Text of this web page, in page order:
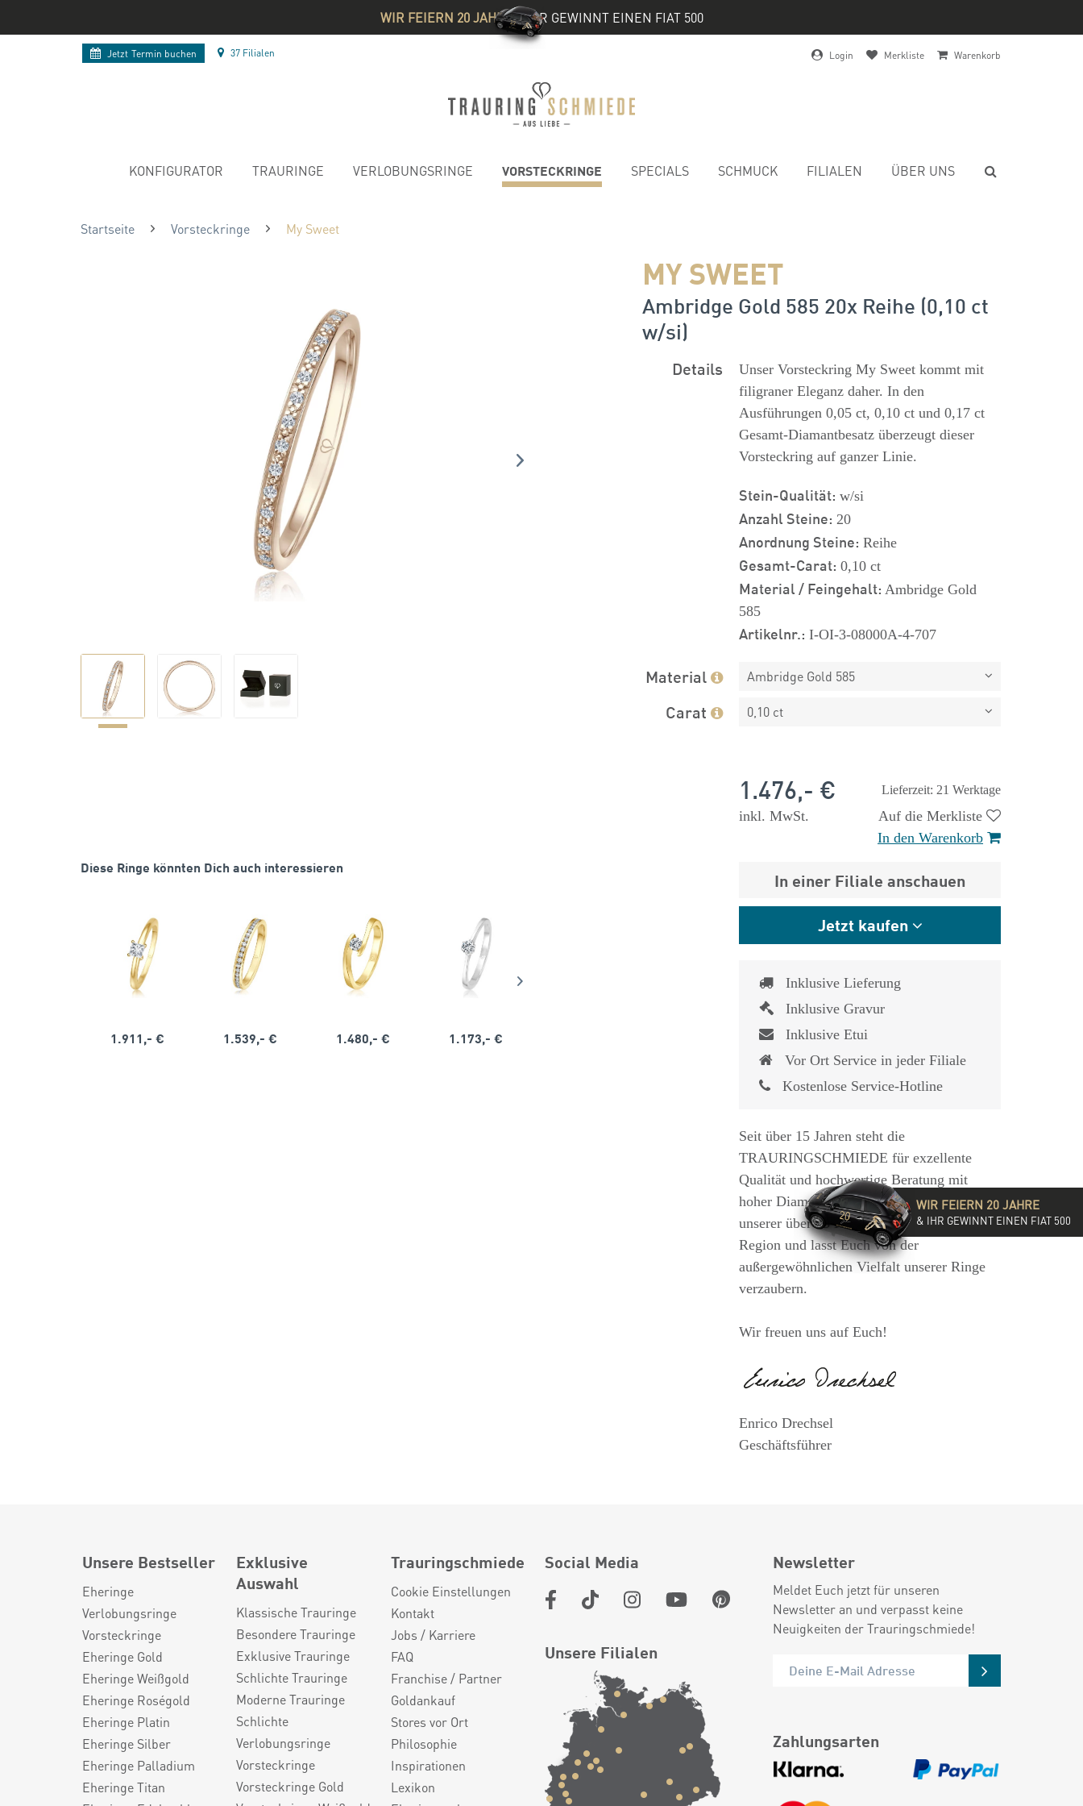
WIR FEIERN 20 JAHRE& IHR GEWINNT EINEN FIAT 500
Jetzt Termin buchen 37 Filialen Login Merkliste Warenkorb
KONFIGURATOR TRAURINGE VERLOBUNGSRINGE VORSTECKRINGE SPECIALS SCHMUCK FILIALEN ÜBER UNS
Startseite Vorsteckringe My Sweet
MY SWEET
Ambridge Gold 585 20x Reihe (0,10 ct
w/si)
Diese Ringe könnten Dich auch interessieren
1.911,- € 1.539,- € 1.480,- € 1.173,- € 1.825,- €
Details
Unser Vorsteckring My Sweet kommt mit
filigraner Eleganz daher. In den
Ausführungen 0,05 ct, 0,10 ct und 0,17 ct
Gesamt-Diamantbesatz überzeugt dieser
Vorsteckring auf ganzer Linie.
Stein-Qualität: w/si
Anzahl Steine: 20
Anordnung Steine: Reihe
Gesamt-Carat: 0,10 ct
Material / Feingehalt: Ambridge Gold
585
Artikelnr.: I-OI-3-08000A-4-707
Material Ambridge Gold 585
Carat 0,10 ct
Lieferzeit: 21 Werktage
1.476,- €
inkl. MwSt.
Auf die Merkliste
In den Warenkorb
In einer Filiale anschauen
Jetzt kaufen
Inklusive Lieferung
Inklusive Gravur
Inklusive Etui
Vor Ort Service in jeder Filiale
Kostenlose Service-Hotline
Seit über 15 Jahren steht die
TRAURINGSCHMIEDE für exzellente
Qualität und hochwertige Beratung mit
hoher Diamantkompetenz. Besucht eine
unserer über 35 Filialen in der DACH-
Region und lasst Euch von der
außergewöhnlichen Vielfalt unserer Ringe
verzaubern.
Wir freuen uns auf Euch!
Enrico Drechsel
Geschäftsführer
Unsere Bestseller
Eheringe
Verlobungsringe
Vorsteckringe
Eheringe Gold
Eheringe Weißgold
Eheringe Roségold
Eheringe Platin
Eheringe Silber
Eheringe Palladium
Eheringe Titan
Exklusive
Auswahl
Klassische Trauringe
Besondere Trauringe
Exklusive Trauringe
Schlichte Trauringe
Moderne Trauringe
Schlichte
Verlobungsringe
Vorsteckringe
Vorsteckringe Gold
Trauringschmiede
Cookie Einstellungen
Kontakt
Jobs / Karriere
FAQ
Franchise / Partner
Goldankauf
Stores vor Ort
Philosophie
Inspirationen
Lexikon
Social Media
Unsere Filialen
Newsletter
Meldet Euch jetzt für unseren
Newsletter an und verpasst keine
Neuigkeiten der Trauringschmiede!
Zahlungsarten
WIR FEIERN 20 JAHRE
& IHR GEWINNT EINEN FIAT 500